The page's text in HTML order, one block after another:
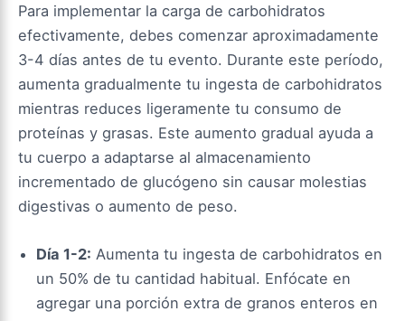
Para implementar la carga de carbohidratos
efectivamente, debes comenzar aproximadamente
3-4 días antes de tu evento. Durante este período,
aumenta gradualmente tu ingesta de carbohidratos
mientras reduces ligeramente tu consumo de
proteínas y grasas. Este aumento gradual ayuda a
tu cuerpo a adaptarse al almacenamiento
incrementado de glucógeno sin causar molestias
digestivas o aumento de peso.
Día 1-2: Aumenta tu ingesta de carbohidratos en
un 50% de tu cantidad habitual. Enfócate en
agregar una porción extra de granos enteros en